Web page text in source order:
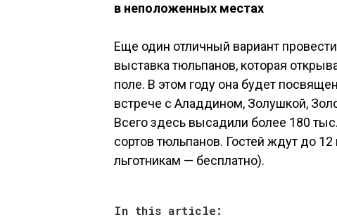
в неположенных местах
Еще один отличный вариант
выставка тюльпанов, которая
поле. В этом году она будет
встрече с Аладдином, Золушкой,
Всего здесь высадили более 180
сортов тюльпанов. Гостей ждут до
льготникам — бесплатно).
In this article: